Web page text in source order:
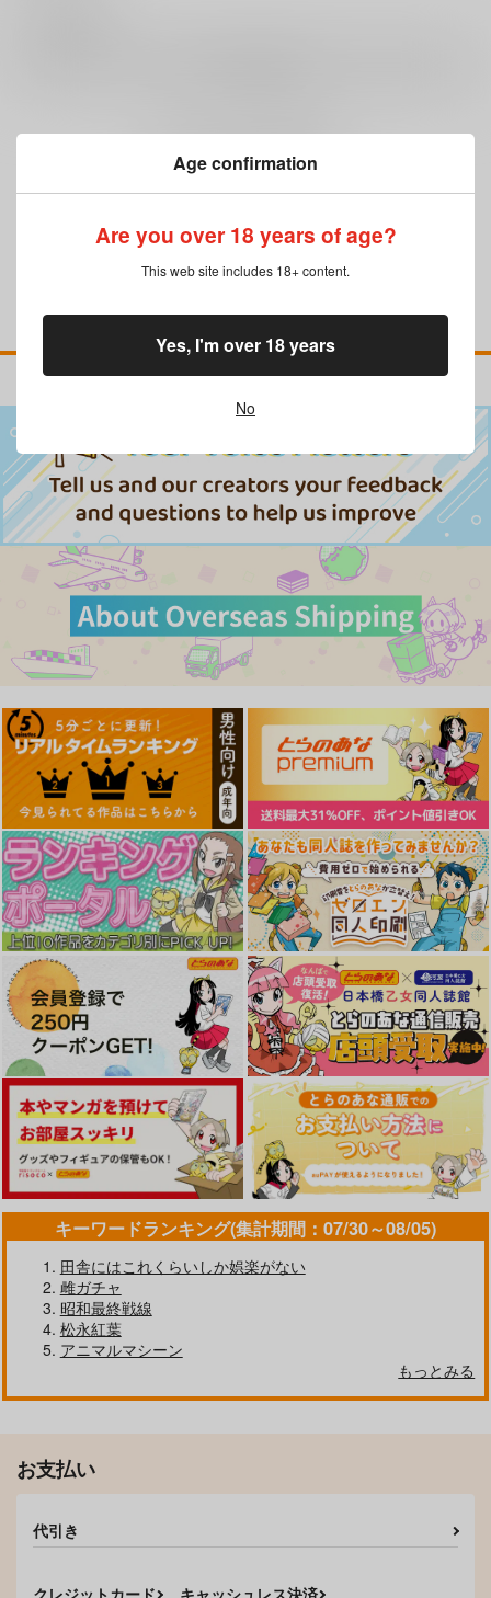
キーワードランキング(集計期間：07/30～08/05)
田舎にはこれくらいしか娯楽がない
雌ガチャ
昭和最終戦線
松永紅葉
アニマルマシーン
もっとみる
お支払い
代引き
Age confirmation
Are you over 18 years of age?
This web site includes 18+ content.
No
Yes, I'm over 18 years